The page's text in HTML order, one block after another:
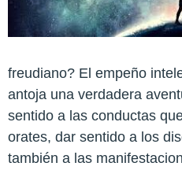
freudiano? El empeño
antoja una verdadera
sentido a las conductas
orates, dar sentido a los
también a las